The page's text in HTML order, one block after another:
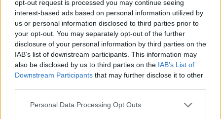
opt-out request is processed you may continue seeing
interest-based ads based on personal information utilized by
us or personal information disclosed to third parties prior to
your opt-out. You may separately opt-out of the further
disclosure of your personal information by third parties on the
IAB’s list of downstream participants. This information may
also be disclosed by us to third parties on the IAB’s List of
Downstream Participants that may further disclose it to other
Personal Data Processing Opt Outs
VESELĪBA ZIŅAS